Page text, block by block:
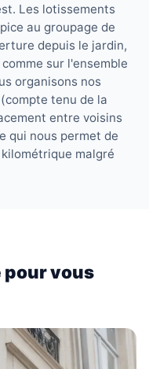
Les lotissements
au groupage de
depuis le jardin,
sur l'ensemble
organisons nos
tenu de la
entre voisins
qui nous permet de
malgré
pour vous